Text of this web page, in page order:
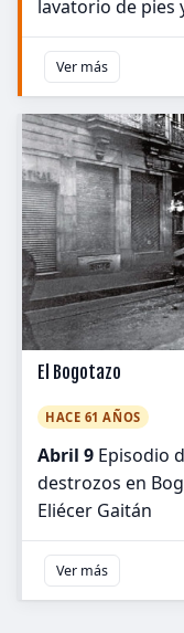
lavatorio de pies
Ver más
El Bogotazo
HACE 61 AÑOS
Abril 9 Episodio
destrozos en
Eliécer Gaitán
Ver más